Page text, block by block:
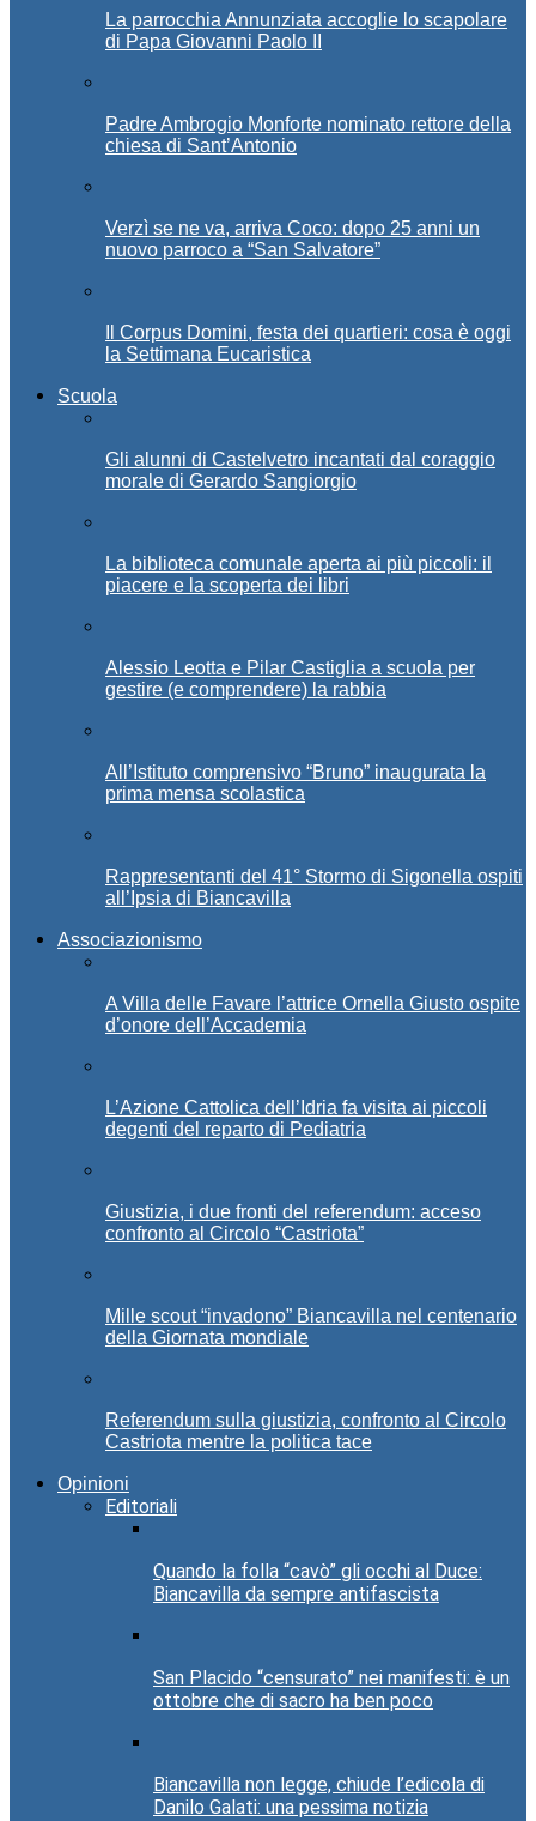
La parrocchia Annunziata accoglie lo scapolare
di Papa Giovanni Paolo II
Padre Ambrogio Monforte nominato rettore della
chiesa di Sant’Antonio
Verzì se ne va, arriva Coco: dopo 25 anni un
nuovo parroco a “San Salvatore”
Il Corpus Domini, festa dei quartieri: cosa è oggi
la Settimana Eucaristica
Scuola
Gli alunni di Castelvetro incantati dal coraggio
morale di Gerardo Sangiorgio
La biblioteca comunale aperta ai più piccoli: il
piacere e la scoperta dei libri
Alessio Leotta e Pilar Castiglia a scuola per
gestire (e comprendere) la rabbia
All’Istituto comprensivo “Bruno” inaugurata la
prima mensa scolastica
Rappresentanti del 41° Stormo di Sigonella ospiti
all’Ipsia di Biancavilla
Associazionismo
A Villa delle Favare l’attrice Ornella Giusto ospite
d’onore dell’Accademia
L’Azione Cattolica dell’Idria fa visita ai piccoli
degenti del reparto di Pediatria
Giustizia, i due fronti del referendum: acceso
confronto al Circolo “Castriota”
Mille scout “invadono” Biancavilla nel centenario
della Giornata mondiale
Referendum sulla giustizia, confronto al Circolo
Castriota mentre la politica tace
Opinioni
Editoriali
Quando la folla “cavò” gli occhi al Duce:
Biancavilla da sempre antifascista
San Placido “censurato” nei manifesti: è un
ottobre che di sacro ha ben poco
Biancavilla non legge, chiude l’edicola di
Danilo Galati: una pessima notizia